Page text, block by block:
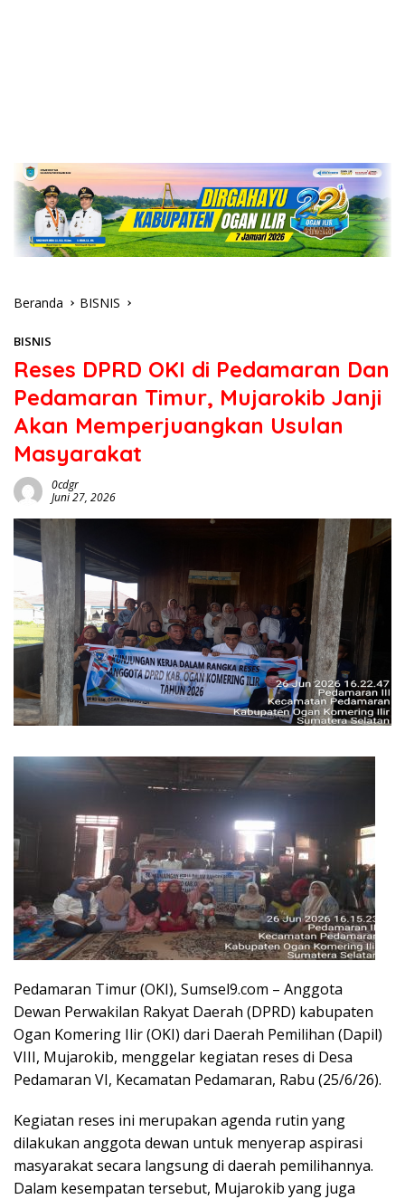
Beranda BISNIS
BISNIS
Reses DPRD OKI di Pedamaran Dan
Pedamaran Timur, Mujarokib Janji
Akan Memperjuangkan Usulan
Masyarakat
0cdgr
Juni 27, 2026
Pedamaran Timur (OKI), Sumsel9.com – Anggota
Dewan Perwakilan Rakyat Daerah (DPRD) kabupaten
Ogan Komering Ilir (OKI) dari Daerah Pemilihan (Dapil)
VIII, Mujarokib, menggelar kegiatan reses di Desa
Pedamaran VI, Kecamatan Pedamaran, Rabu (25/6/26).
Kegiatan reses ini merupakan agenda rutin yang
dilakukan anggota dewan untuk menyerap aspirasi
masyarakat secara langsung di daerah pemilihannya.
Dalam kesempatan tersebut, Mujarokib yang juga